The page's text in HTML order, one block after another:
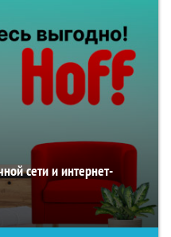
сети и интернет-